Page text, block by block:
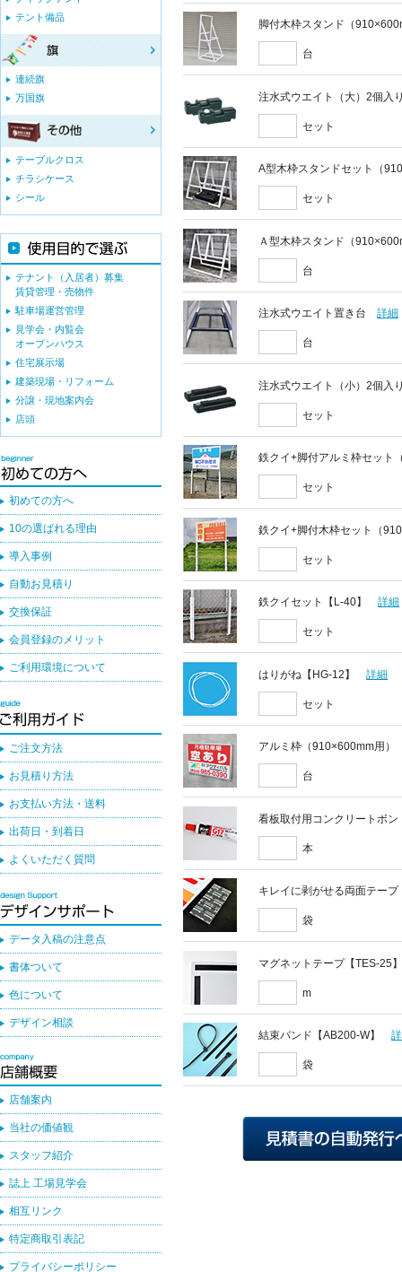
脚付木枠スタンド（
台
注水式ウエイト（大）2個入
セット
A型木枠スタンドセット（
セット
Ａ型木枠スタンド（
台
注水式ウエイト置き台 詳細
台
注水式ウエイト（小）2個入
セット
鉄クイ+脚付アルミ枠セット
セット
鉄クイ+脚付木枠セット（
セット
鉄クイセット【L-40】 詳細
セット
はりがね【HG-12】 詳細
セット
アルミ枠（910×600mm用）
台
看板取付用コンクリートボン
本
キレイに剥がせる両面テープ
袋
マグネットテープ【TES-25
m
結束バンド【AB200-W】
袋
テント備品
連続旗
万国旗
テーブルクロス
チラシケース
シール
テナント（入居者）募集
賃貸管理・売物件
駐車場運営管理
見学会・内覧会
オープンハウス
住宅展示場
建築現場・リフォーム
分譲・現地案内会
店頭
初めての方へ
10の選ばれる理由
導入事例
自動お見積り
交換保証
会員登録のメリット
ご利用環境について
ご注文方法
お見積り方法
お支払い方法・送料
出荷日・到着日
よくいただく質問
データ入稿の注意点
書体ついて
色について
デザイン相談
店舗案内
当社の価値観
スタッフ紹介
誌上 工場見学会
相互リンク
特定商取引表記
プライバシーポリシー